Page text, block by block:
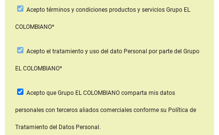
Aceptotérminos y condiciones productos y serviciosGrupo EL
COLOMBIANO*
Acepto el tratamiento y uso del dato Personal por parte del Grupo
EL COLOMBIANO*
Acepto que Grupo EL COLOMBIANOcomparta mis datos
personales con terceros aliados comerciales conforme su Política de
Tratamiento del Datos Personal.